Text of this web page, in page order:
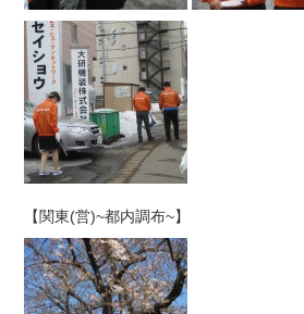
【関東(営)~都内調布~】